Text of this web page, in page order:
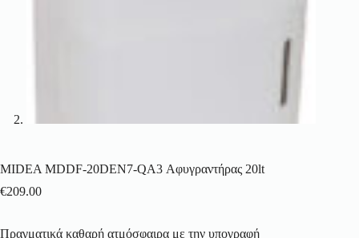
MIDEA MDDF-20DEN7-QA3 Αφυγραντήρας 20lt
€209.00
Πραγματικά καθαρή ατμόσφαιρα με την υπογραφή